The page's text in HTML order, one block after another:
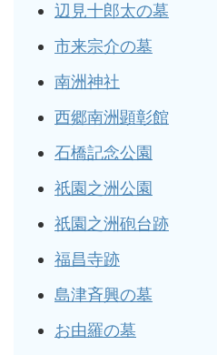
辺見十郎太の墓
市来宗介の墓
南洲神社
西郷南洲顕彰館
石橋記念公園
祇園之洲公園
祇園之洲砲台跡
福昌寺跡
島津斉興の墓
お由羅の墓